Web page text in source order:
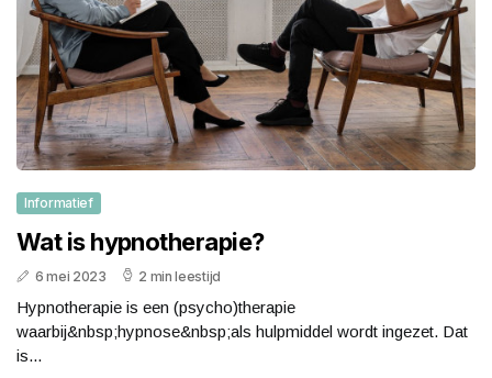
Informatief
Wat is hypnotherapie?
6 mei 2023 2 min leestijd
Hypnotherapie is een (psycho)therapie
waarbij&nbsp;hypnose&nbsp;als hulpmiddel wordt ingezet. Dat
is...